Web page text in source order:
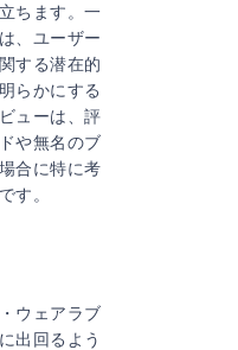
ちます。一
、ユーザー
する潜在的
らかにする
ューは、評
や無名のブ
合に特に考
す。
ウェアラブ
出回るよう